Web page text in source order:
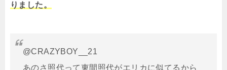
りました。
@CRAZYBOY__21
あのさ照代って東間照代がエリカに似てるから